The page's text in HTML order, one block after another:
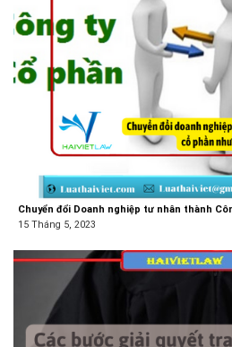
Chuyển đổi Doanh nghiệp tư nhân thành
15 Tháng 5, 2023